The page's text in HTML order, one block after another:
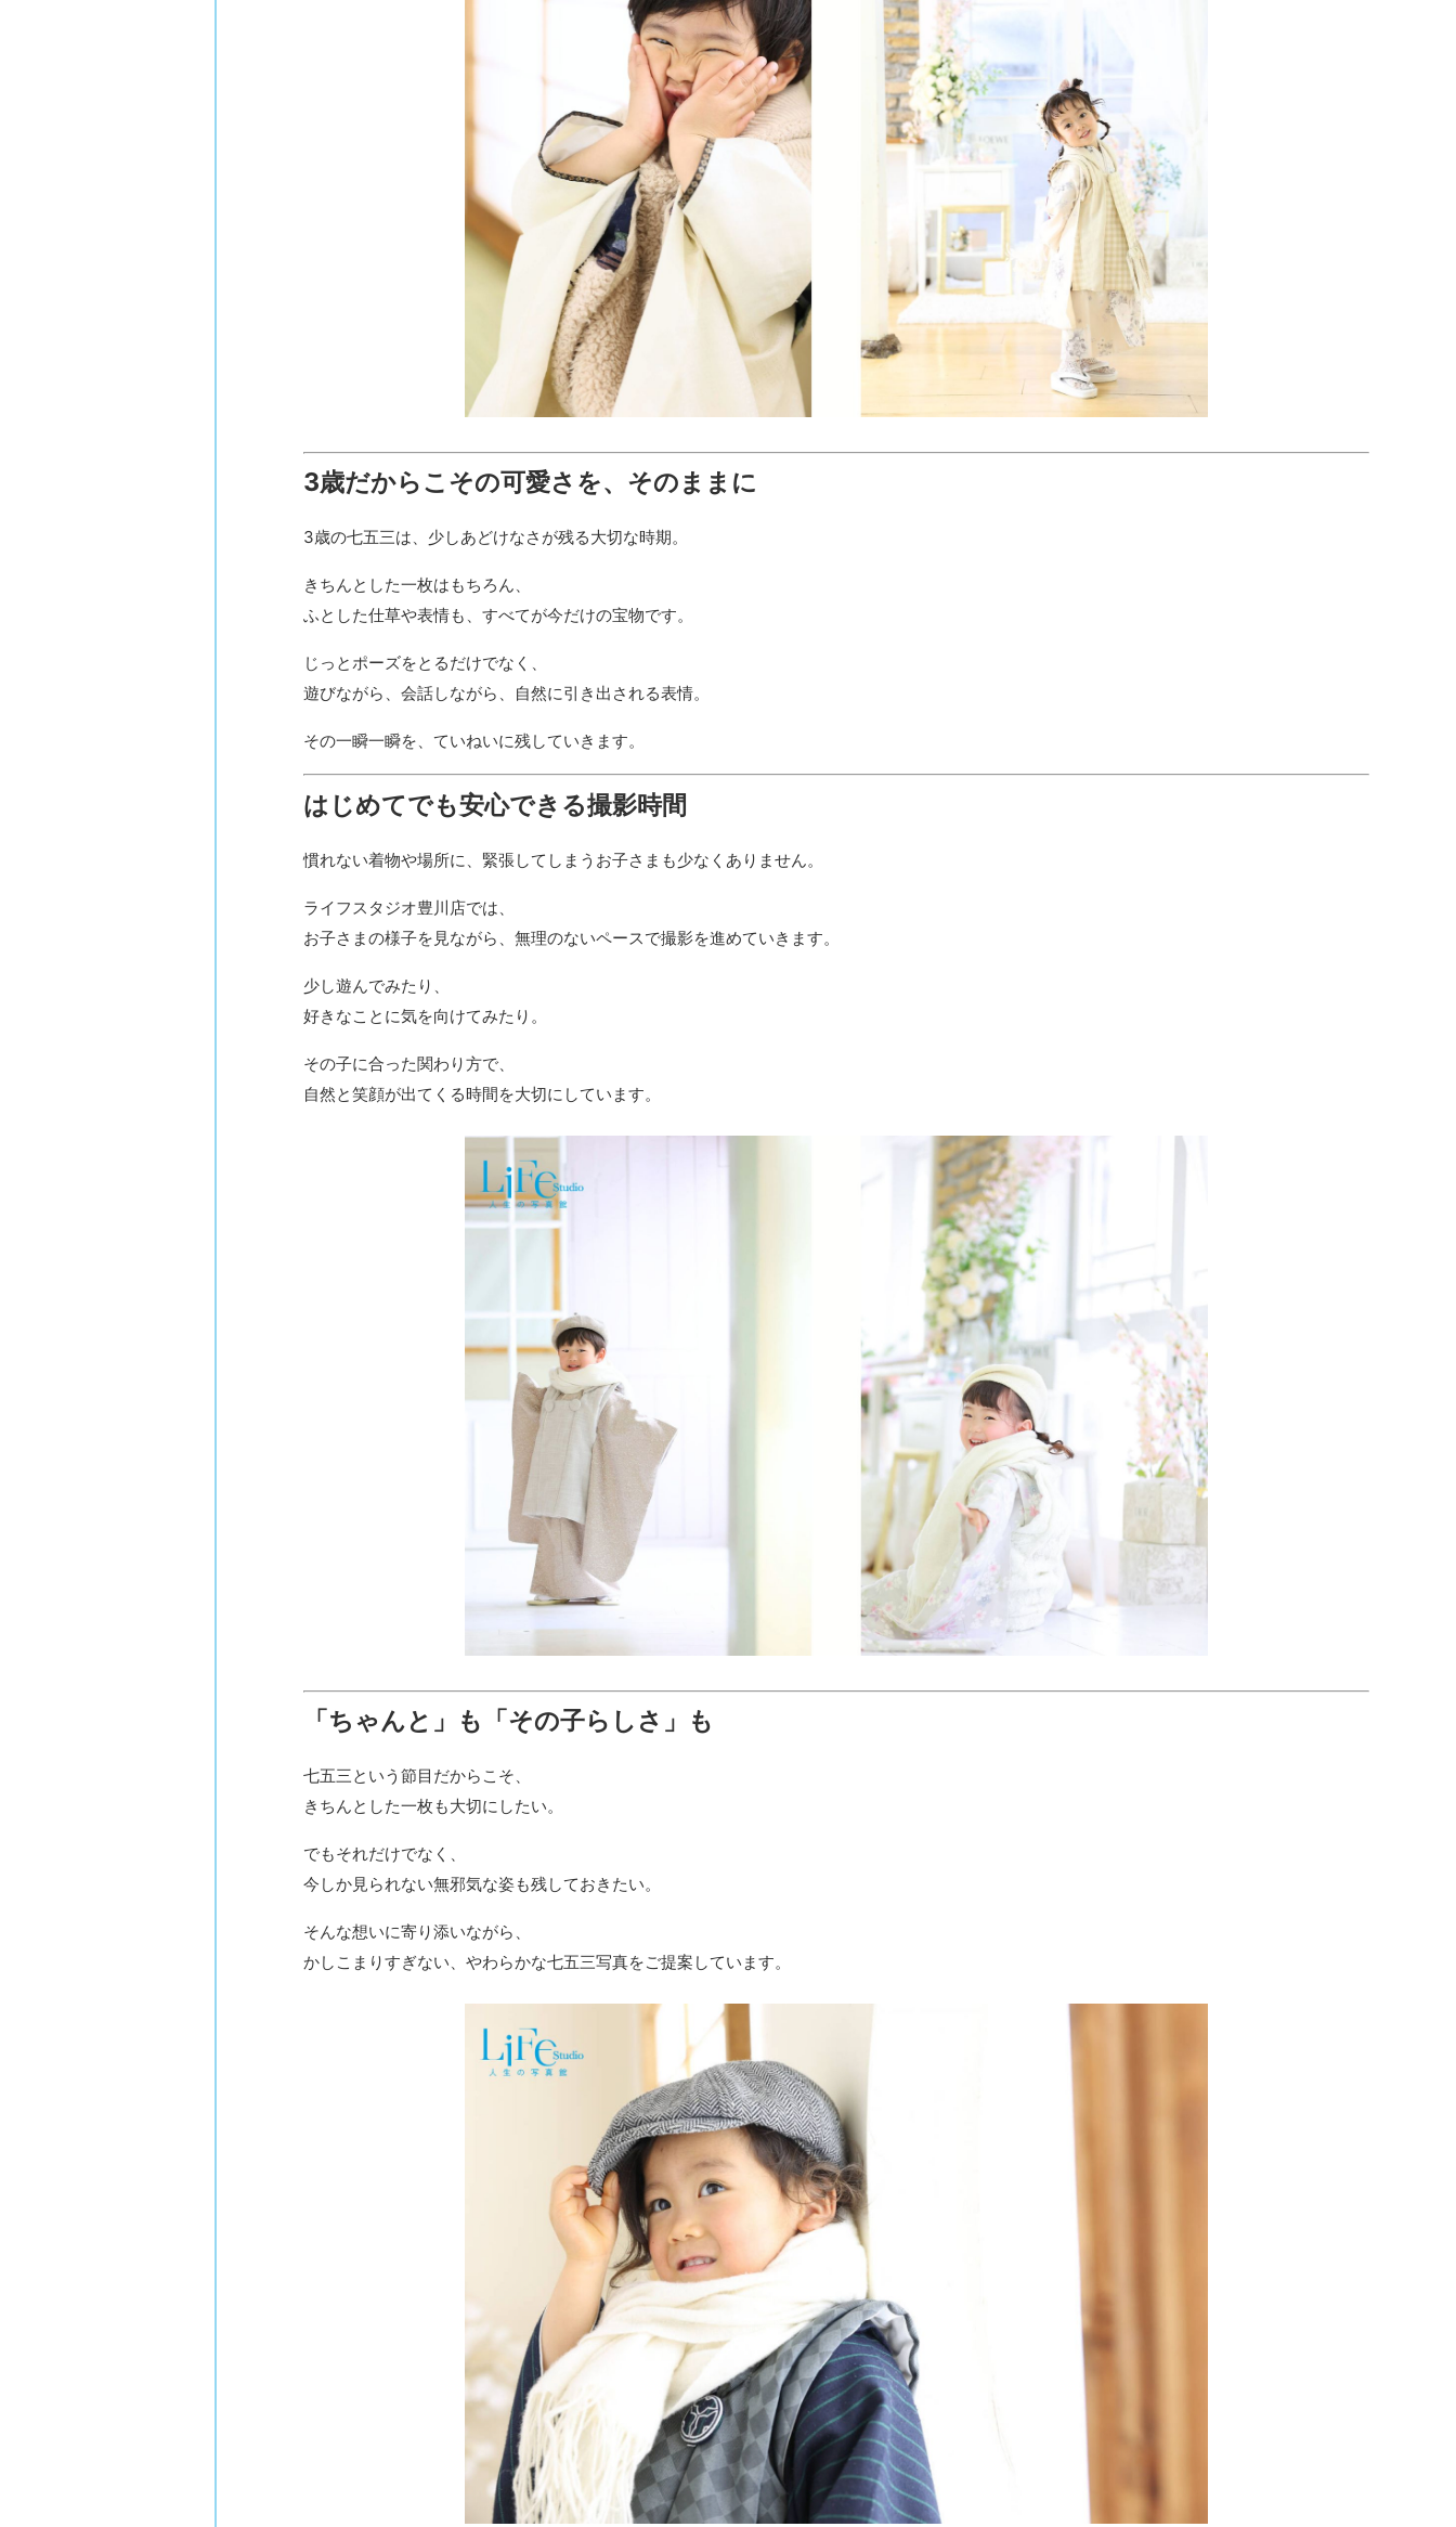
3歳だからこその可愛さを、そのままに
3歳の七五三は、少しあどけなさが残る大切な時期。
きちんとした一枚はもちろん、
ふとした仕草や表情も、すべてが今だけの宝物です。
じっとポーズをとるだけでなく、
遊びながら、会話しながら、自然に引き出される表情。
その一瞬一瞬を、ていねいに残していきます。
はじめてでも安心できる撮影時間
慣れない着物や場所に、緊張してしまうお子さまも少なくありません。
ライフスタジオ豊川店では、
お子さまの様子を見ながら、無理のないペースで撮影を進めていきます。
少し遊んでみたり、
好きなことに気を向けてみたり。
その子に合った関わり方で、
自然と笑顔が出てくる時間を大切にしています。
「ちゃんと」も「その子らしさ」も
七五三という節目だからこそ、
きちんとした一枚も大切にしたい。
でもそれだけでなく、
今しか見られない無邪気な姿も残しておきたい。
そんな想いに寄り添いながら、
かしこまりすぎない、やわらかな七五三写真をご提案しています。